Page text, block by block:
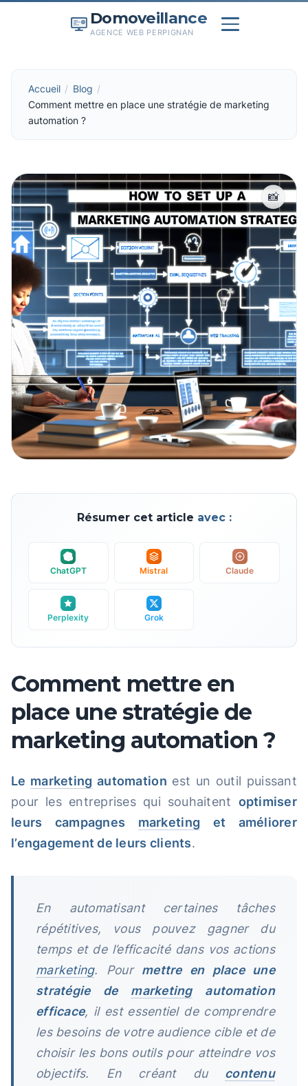
Domoveillance
AGENCE WEB PERPIGNAN
Accueil
Blog
Comment mettre en place une stratégie de marketing
automation ?
Résumer cet article avec :
ChatGPT Mistral Claude
Perplexity Grok
Comment mettre en
place une stratégie de
marketing automation ?
Le marketing automation est un outil puissant
pour les entreprises qui souhaitent optimiser
leurs campagnes marketing et améliorer
l’engagement de leurs clients.
En automatisant certaines tâches
répétitives, vous pouvez gagner du
temps et de l’efficacité dans vos actions
marketing. Pour mettre en place une
stratégie de marketingautomation
efficace, il est essentiel de comprendre
les besoins de votre audience cible et de
choisir les bons outils pour atteindre vos
objectifs. En créant du contenu